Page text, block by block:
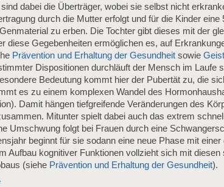
dabei die Überträger, wobei sie selbst nicht
durch die Mutter erfolgt und für die Kinder eine
zu erben. Die Tochter gibt dieses mit der
diese Gegebenheiten ermöglichen es, auf
Prävention und Erhaltung der Gesundheitsowie
Dispositionen durchläuft der Mensch im Laufe
Bedeutung kommt hier der Pubertät zu, die
es zu einem komplexen Wandel des
Damit hängen tiefgreifende Veränderungen des
Mitunter spielt dabei auch das extrem
Umschwung folgt bei Frauen durch eine
beginnt für sie sodann eine neue Phase mit einer
Aufbau kognitiver Funktionen vollzieht sich mit diesen
(siehe Prävention und Erhaltung der Gesundheit).